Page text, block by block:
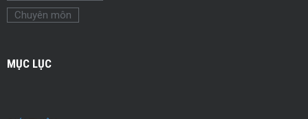
Chuyên môn
MỤC LỤC